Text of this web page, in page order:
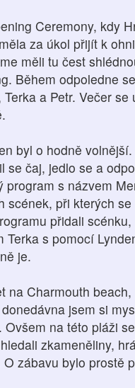
Ceremony, kdy
za úkol přijít k
měli tu čest
Během odpoledne
a Petr. Večer
byl o hodně
se čaj, jedlo se a
program s názvem
scének, při kterých
přidali
s pomocí
je.
na Charmouth
jsem si
na této pláži
zkameněliny,
zábavu bylo prostě